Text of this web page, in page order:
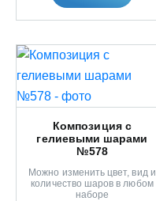
Композиция с
гелиевыми шарами
№578
Можно изменить цвет, вид и
количество шаров в любом
наборе